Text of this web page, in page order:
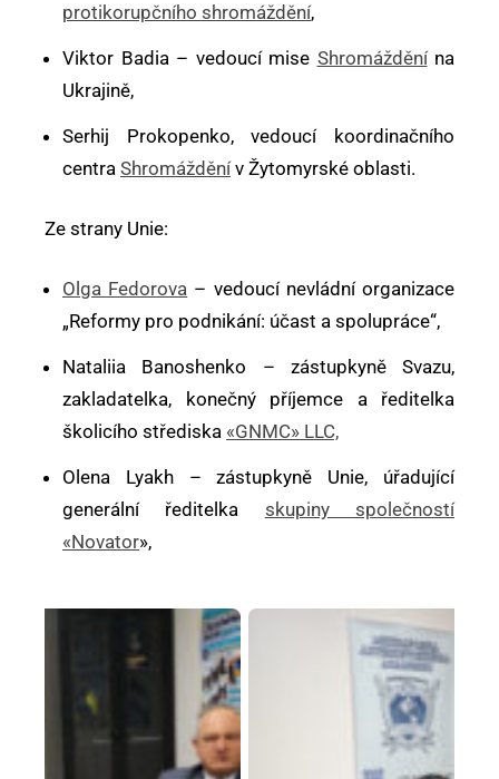
protikorupčního shromáždění,
Viktor Badia – vedoucí mise Shromážděnína
Ukrajině,
Serhij Prokopenko, vedoucí koordinačního
centra Shromážděnív Žytomyrské oblasti.
Ze strany Unie:
Olga Fedorova – vedoucí nevládní organizace
„Reformy pro podnikání: účast a spolupráce“,
Nataliia Banoshenko – zástupkyně Svazu,
zakladatelka, konečný příjemce a ředitelka
školicího střediska «GNMC» LLC,
Olena Lyakh – zástupkyně Unie, úřadující
generální ředitelka skupiny společností
«Novator»,